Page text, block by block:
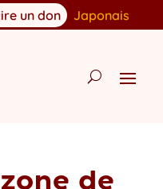
un don Japonais
de